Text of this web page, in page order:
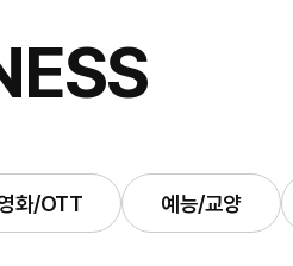
ESS
화/OTT 예능/교양